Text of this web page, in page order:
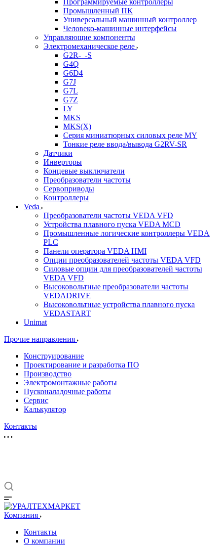
Программируемые контроллеры
Промышленный ПК
Универсальный машинный контроллер
Человеко-машинные интерфейсы
Управляющие компоненты
Электромеханическое реле
G2R-_-S
G4Q
G6D4
G7J
G7L
G7Z
LY
MKS
MKS(X)
Серия миниатюрных силовых реле MY
Тонкие реле ввода/вывода G2RV-SR
Датчики
Инверторы
Концевые выключатели
Преобразователи частоты
Сервоприводы
Контроллеры
Veda
Преобразователи частоты VEDA VFD
Устройства плавного пуска VEDA MCD
Промышленные логические контроллеры VEDA
PLC
Панели оператора VEDA HMI
Опции преобразователей частоты VEDA VFD
Силовые опции для преобразователей частоты
VEDA VFD
Высоковольтные преобразователи частоты
VEDADRIVE
Высоковольтные устройства плавного пуска
VEDASTART
Unimat
Прочие направления
Конструирование
Проектирование и разработка ПО
Производство
Электромонтажные работы
Пусконаладочные работы
Сервис
Калькулятор
Контакты
Компания
Контакты
О компании